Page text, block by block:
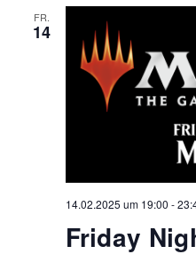
FR.
14
14.02.2025 um 19:00 -
Friday